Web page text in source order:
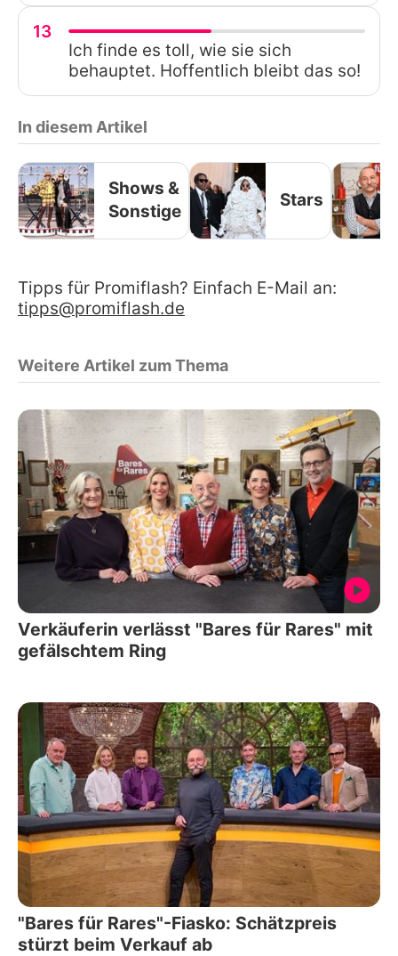
13
Ich finde es toll, wie sie sich
behauptet. Hoffentlich bleibt das so!
In diesem Artikel
Shows &
Sonstige
Stars
Tipps für Promiflash? Einfach E-Mail an:
tipps@promiflash.de
Weitere Artikel zum Thema
Verkäuferin verlässt "Bares für Rares" mit
gefälschtem Ring
"Bares für Rares"-Fiasko: Schätzpreis
stürzt beim Verkauf ab